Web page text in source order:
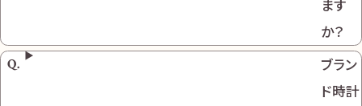
ます
か？
ブラン
ド時計